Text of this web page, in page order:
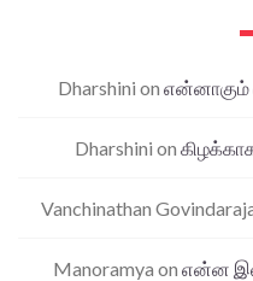
Dharshini on என்னாகும்
Dharshini on
Vanchinathan
Manoramya on என்ன